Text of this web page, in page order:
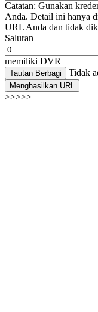
Catatan: Gunakan
Anda. Detail ini hanya
URL Anda dan tidak
Saluran
memiliki DVR
Tautan Berbagi Tidak
Menghasilkan URL
>>>>>